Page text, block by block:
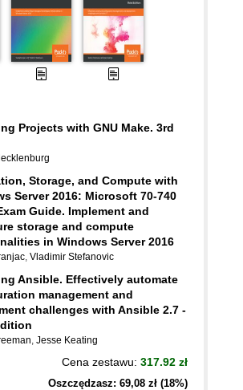
Projects with GNU Make. 3rd
Storage, and Compute with
Server 2016: Microsoft 70-740
Guide. Implement and
storage and compute
in Windows Server 2016
, Vladimir Stefanovic
Ansible. Effectively automate
management and
challenges with Ansible 2.7 -
, Jesse Keating
Cena zestawu: 317.92 zł
Oszczędzasz: 69,08 zł (18%)